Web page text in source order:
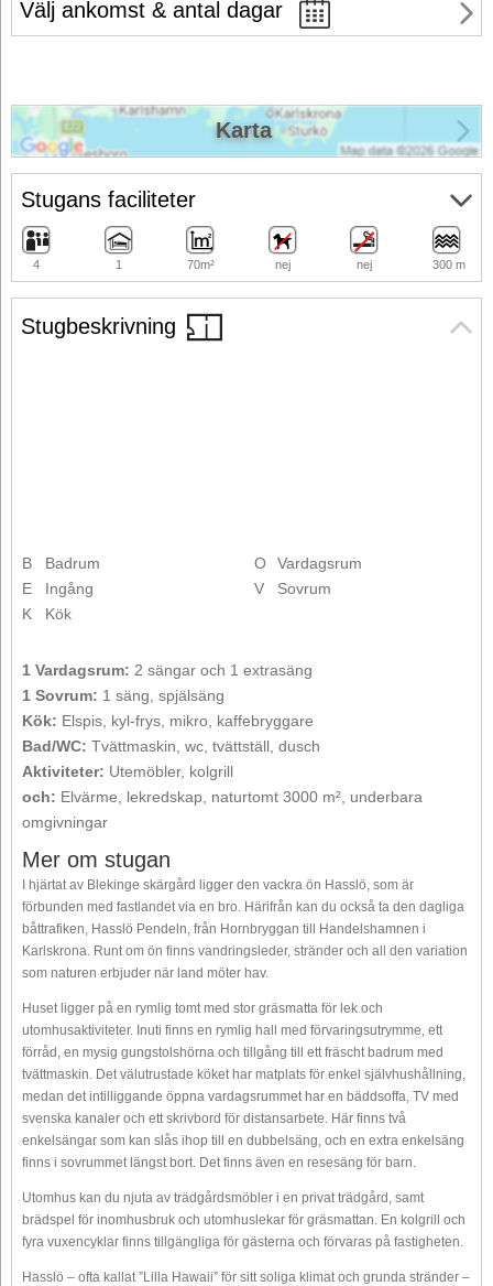
Välj ankomst & antal dagar
Stugbeskrivning
B
Badrum
E
Ingång
K
Kök
O
Vardagsrum
V
Sovrum
1 Vardagsrum: 2 sängar och 1 extrasäng
1 Sovrum: 1 säng, spjälsäng
Kök: Elspis, kyl-frys, mikro, kaffebryggare
Bad/WC: Tvättmaskin, wc, tvättställ, dusch
Aktiviteter: Utemöbler, kolgrill
och: Elvärme, lekredskap, naturtomt 3000 m², underbara
omgivningar
Mer om stugan
I hjärtat av Blekinge skärgård ligger den vackra ön Hasslö, som är
förbunden med fastlandet via en bro. Härifrån kan du också ta den dagliga
båttrafiken, Hasslö Pendeln, från Hornbryggan till Handelshamnen i
Karlskrona. Runt om ön finns vandringsleder, stränder och all den variation
som naturen erbjuder när land möter hav.
Huset ligger på en rymlig tomt med stor gräsmatta för lek och
utomhusaktiviteter. Inuti finns en rymlig hall med förvaringsutrymme, ett
förråd, en mysig gungstolshörna och tillgång till ett fräscht badrum med
tvättmaskin. Det välutrustade köket har matplats för enkel självhushållning,
medan det intilliggande öppna vardagsrummet har en bäddsoffa, TV med
svenska kanaler och ett skrivbord för distansarbete. Här finns två
enkelsängar som kan slås ihop till en dubbelsäng, och en extra enkelsäng
finns i sovrummet längst bort. Det finns även en resesäng för barn.
Utomhus kan du njuta av trädgårdsmöbler i en privat trädgård, samt
brädspel för inomhusbruk och utomhuslekar för gräsmattan. En kolgrill och
fyra vuxencyklar finns tillgängliga för gästerna och förvaras på fastigheten.
Hasslö – ofta kallat ”Lilla Hawaii” för sitt soliga klimat och grunda stränder –
Stugans faciliteter
4 1 70m² nej nej 300 m
Karta